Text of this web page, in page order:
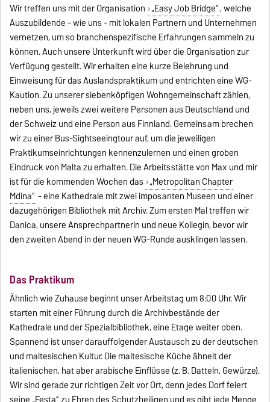
Wir treffen uns mit der Organisation „Easy Job Bridge“, welche
Auszubildende - wie uns - mit lokalen Partnern und Unternehmen
vernetzen, um so branchenspezifische Erfahrungen sammeln zu
können. Auch unsere Unterkunft wird über die Organisation zur
Verfügung gestellt. Wir erhalten eine kurze Belehrung und
Einweisung für das Auslandspraktikum und entrichten eine WG-
Kaution. Zu unserer siebenköpfigen Wohngemeinschaft zählen,
neben uns, jeweils zwei weitere Personen aus Deutschland und
der Schweiz und eine Person aus Finnland. Gemeinsam brechen
wir zu einer Bus-Sightseeingtour auf, um die jeweiligen
Praktikumseinrichtungen kennenzulernen und einen groben
Eindruck von Malta zu erhalten. Die Arbeitsstätte von Max und mir
ist für die kommenden Wochen das „Metropolitan Chapter
Mdina“ - eine Kathedrale mit zwei imposanten Museen und einer
dazugehörigen Bibliothek mit Archiv. Zum ersten Mal treffen wir
Danica, unsere Ansprechpartnerin und neue Kollegin, bevor wir
den zweiten Abend in der neuen WG-Runde ausklingen lassen.
Das Praktikum
Ähnlich wie Zuhause beginnt unser Arbeitstag um 8:00 Uhr. Wir
starten mit einer Führung durch die Archivbestände der
Kathedrale und der Spezialbibliothek, eine Etage weiter oben.
Spannend ist unser darauffolgender Austausch zu der deutschen
und maltesischen Kultur. Die maltesische Küche ähnelt der
italienischen, hat aber arabische Einflüsse (z. B. Datteln, Gewürze).
Wir sind gerade zur richtigen Zeit vor Ort, denn jedes Dorf feiert